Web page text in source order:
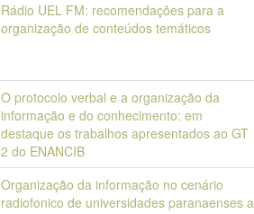
Rádio UEL FM: recomendações para a
organização de conteúdos temáticos
O protocolo verbal e a organização da
informação e do conhecimento: em
destaque os trabalhos apresentados ao GT
2 do ENANCIB
Organização da informação no cenário
radiofonico de universidades paranaenses a